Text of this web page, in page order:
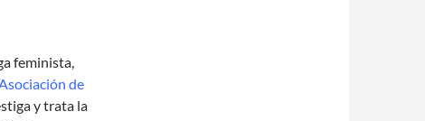
feminista,
de
y trata la